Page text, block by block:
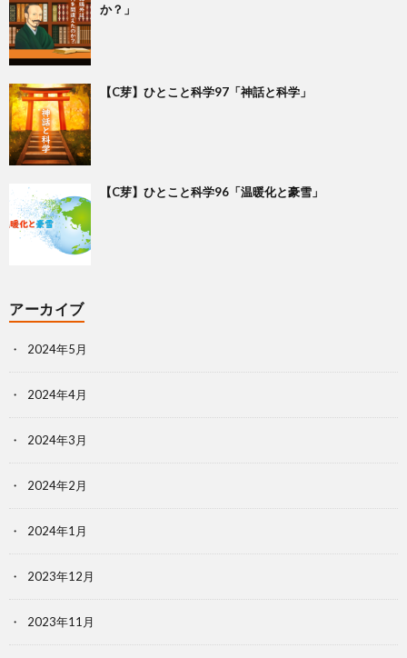
か？」
【C芽】ひとこと科学97「神話と科学」
【C芽】ひとこと科学96「温暖化と豪雪」
アーカイブ
2024年5月
2024年4月
2024年3月
2024年2月
2024年1月
2023年12月
2023年11月